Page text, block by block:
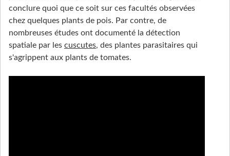
conclure quoi que ce soit sur ces facultés observées
chez quelques plants de pois. Par contre, de
nombreuses études ont documenté la détection
spatiale par les cuscutes, des plantes parasitaires qui
s'agrippent aux plants de tomates.